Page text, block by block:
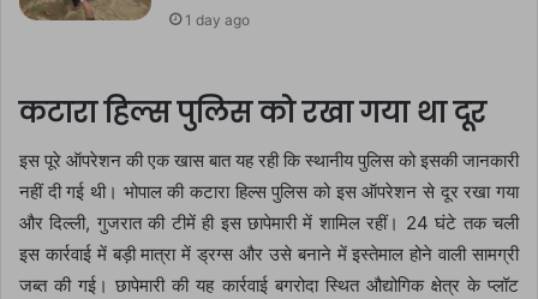
1 day ago
कटारा हिल्स पुलिस को रखा गया था दूर
इस पूरे ऑपरेशन की एक खास बात यह रही कि स्थानीय पुलिस को इसकी जानकारी
नहीं दी गई थी। भोपाल की कटारा हिल्स पुलिस को इस ऑपरेशन से दूर रखा गया
और दिल्ली, गुजरात की टीमें ही इस छापेमारी में शामिल रहीं। 24 घंटे तक चली
इस कार्रवाई में बड़ी मात्रा में ड्रग्स और उसे बनाने में इस्तेमाल होने वाली सामग्री
जब्त की गई। छापेमारी की यह कार्रवाई बगरोदा स्थित औद्योगिक क्षेत्र के प्लॉट